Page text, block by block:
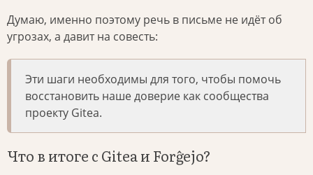
Думаю, именно поэтому речь в письме не идёт об
угрозах, а давит на совесть:
Эти шаги необходимы для того, чтобы помочь
восстановить наше доверие как сообщества
проекту Gitea.
Что в итоге с Gitea и Forĝejo?